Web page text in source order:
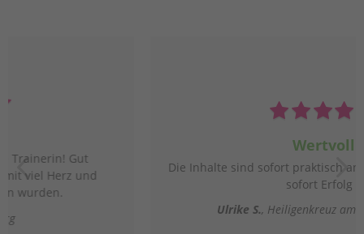
Die Inhalte sind sofort praktisch anwendbar und bringen
Heiligenkreuz am Waasen, 8081